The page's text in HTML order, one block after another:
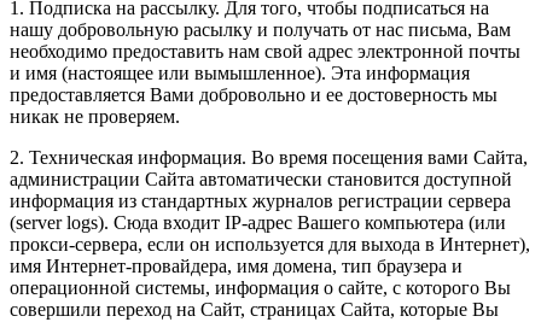
1. Подписка на рассылку. Для того, чтобы подписаться на
нашу добровольную расылку и получать от нас письма, Вам
необходимо предоставить нам свой адрес электронной почты
и имя (настоящее или вымышленное). Эта информация
предоставляется Вами добровольно и ее достоверность мы
никак не проверяем.
2. Техническая информация. Во время посещения вами Сайта,
администрации Сайта автоматически становится доступной
информация из стандартных журналов регистрации сервера
(server logs). Сюда входит IP-адрес Вашего компьютера (или
прокси-сервера, если он используется для выхода в Интернет),
имя Интернет-провайдера, имя домена, тип браузера и
операционной системы, информация о сайте, с которого Вы
совершили переход на Сайт, страницах Сайта, которые Вы